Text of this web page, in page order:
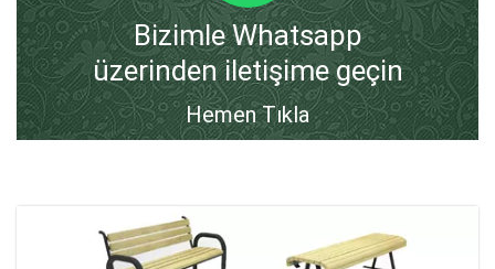
Bizimle Whatsapp
üzerinden iletişime geçin
Hemen Tıkla